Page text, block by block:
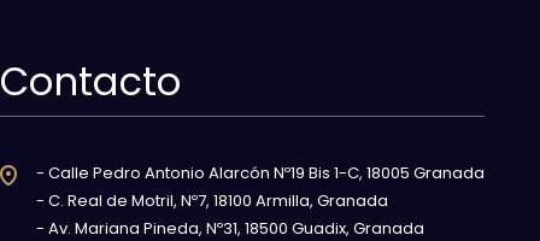
Contacto
- Calle Pedro Antonio Alarcón Nº19 Bis 1-C, 18005 Granada
- C. Real de Motril, Nº7, 18100 Armilla, Granada
- Av. Mariana Pineda, Nº31, 18500 Guadix, Granada